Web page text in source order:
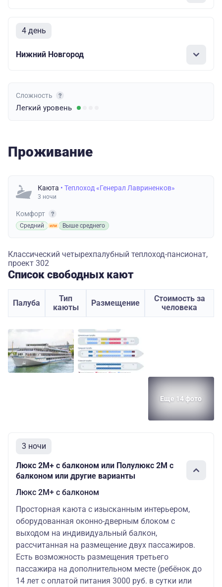
4 день
Нижний Новгород
Сложность
Легкий уровень
Проживание
Каюта • Теплоход «Генерал Лавриненков»
3 ночи
Комфорт
Средний Выше среднего
Классический четырехпалубный теплоход-пансионат,
проект 302
Список свободных кают
Палуба
Тип
каюты
Размещение
Стоимость за
человека
Еще 14 фото
3 ночи
Люкс 2М+ с балконом или Полулюкс 2М с
балконом или другие варианты
Люкс 2М+ с балконом
Просторная каюта с изысканным интерьером,
оборудованная оконно-дверным блоком с
выходом на индивидуальный балкон,
рассчитанная на размещение двух пассажиров.
Есть возможность размещения третьего
пассажира на дополнительном месте (ребёнок до
14 лет с оплатой питания 3000 руб. в сутки или